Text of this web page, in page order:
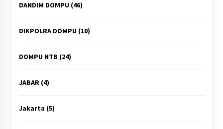
DANDIM DOMPU(46)
DIKPOLRA DOMPU(10)
DOMPU NTB (24)
JABAR(4)
Jakarta (5)